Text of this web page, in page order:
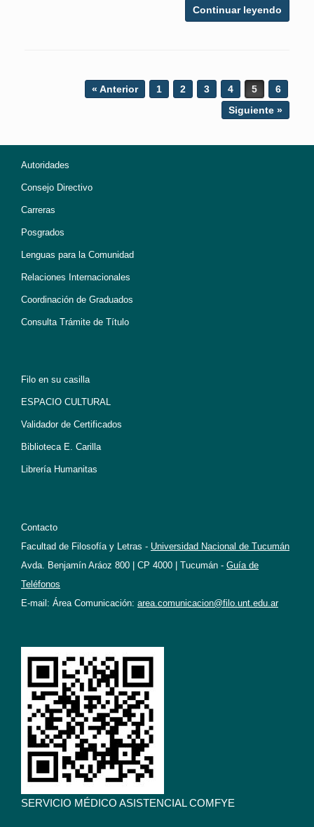
Continuar leyendo
Post navigation« Anterior 1 2 3 4 5
6
Siguiente »
Autoridades
Consejo Directivo
Carreras
Posgrados
Lenguas para la Comunidad
Relaciones Internacionales
Coordinación de Graduados
Consulta Trámite de Título
Filo en su casilla
ESPACIO CULTURAL
Validador de Certificados
Biblioteca E. Carilla
Librería Humanitas
Contacto
Facultad de Filosofía y Letras - Universidad Nacional de Tucumán
Avda. Benjamín Aráoz 800 | CP 4000 | Tucumán - Guía de
Teléfonos
E-mail: Área Comunicación: area.comunicacion@filo.unt.edu.ar
SERVICIO MÉDICO ASISTENCIAL COMFYE